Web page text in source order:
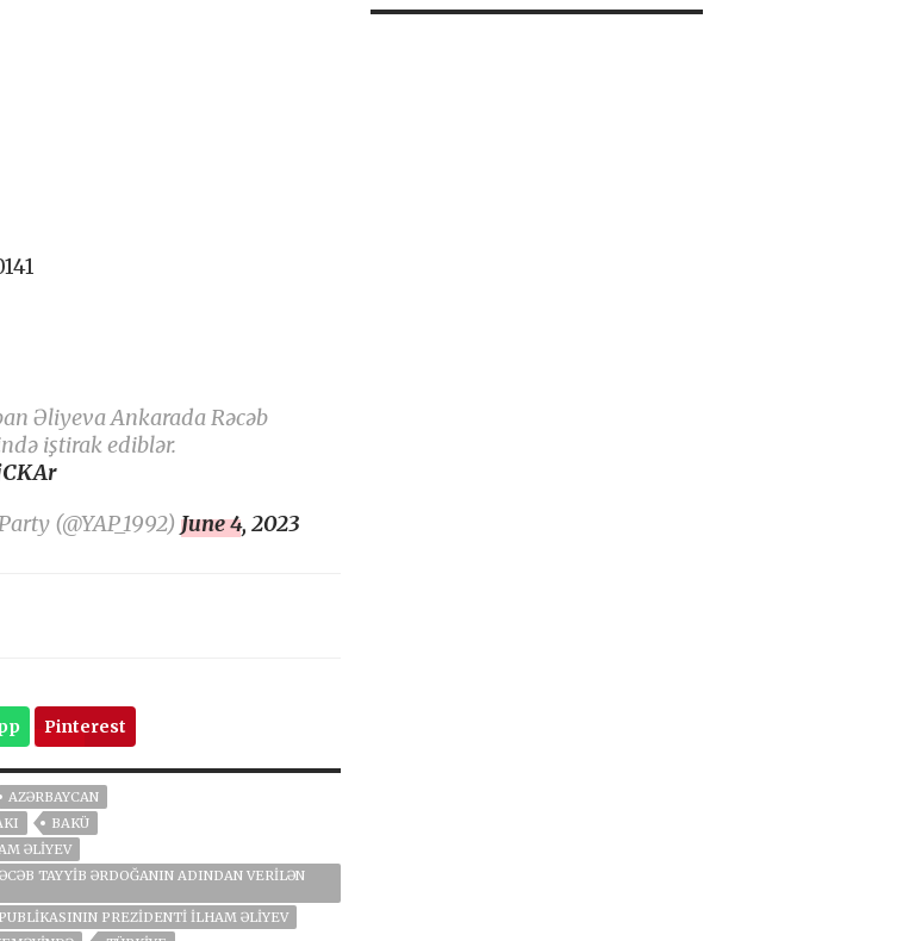
Əliyeva Ankarada Rəcəb
iştirak ediblər.
(@YAP_1992) June 4, 2023
Pinterest
AZƏRBAYCAN
BAKÜ
ƏLIYEV
TAYYIB ƏRDOĞANIN ADINDAN VERILƏN
PREZIDENTI İLHAM ƏLIYEV